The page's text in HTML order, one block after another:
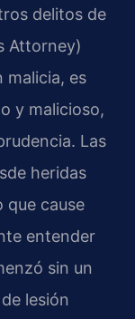
delitos de
Attorney)
malicia, es
y malicioso,
Las
heridas
que cause
entender
sin un
lesión